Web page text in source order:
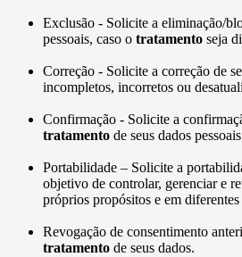
Exclusão - Solicite a eliminação/
pessoais, caso o tratamento seja
Correção - Solicite a correção de
incompletos, incorretos ou
Confirmação - Solicite a
tratamento de seus dados
Portabilidade – Solicite a
objetivo de controlar, gerenciar e
próprios propósitos e em
Revogação de consentimento
tratamento de seus dados.